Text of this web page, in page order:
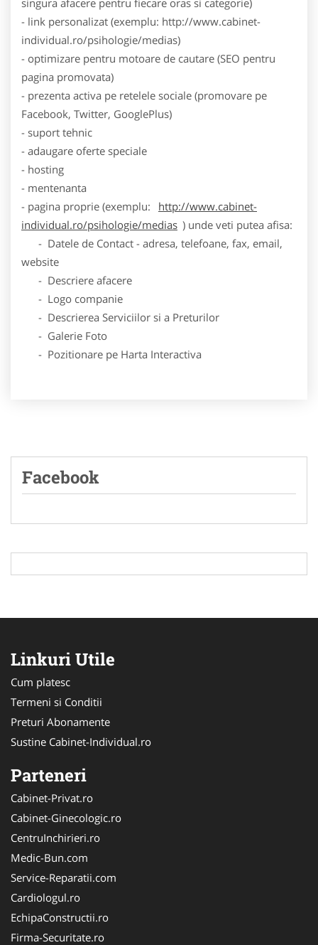
- link personalizat (exemplu: http://www.cabinet-
individual.ro/psihologie/medias)
- optimizare pentru motoare de cautare (SEO pentru
pagina promovata)
- prezenta activa pe retelele sociale (promovare pe
Facebook, Twitter, GooglePlus)
- suport tehnic
- adaugare oferte speciale
- hosting
- mentenanta
- pagina proprie (exemplu:
http://www.cabinet-
individual.ro/psihologie/medias ) unde veti putea afisa:
- Datele de Contact - adresa, telefoane, fax, email,
website
- Descriere afacere
- Logo companie
- Descrierea Serviciilor si a Preturilor
- Galerie Foto
- Pozitionare pe Harta Interactiva
Facebook
Linkuri Utile
Cum platesc
Termeni si Conditii
Preturi Abonamente
Sustine Cabinet-Individual.ro
Parteneri
Cabinet-Privat.ro
Cabinet-Ginecologic.ro
CentruInchirieri.ro
Medic-Bun.com
Service-Reparatii.com
Cardiologul.ro
EchipaConstructii.ro
Firma-Securitate.ro